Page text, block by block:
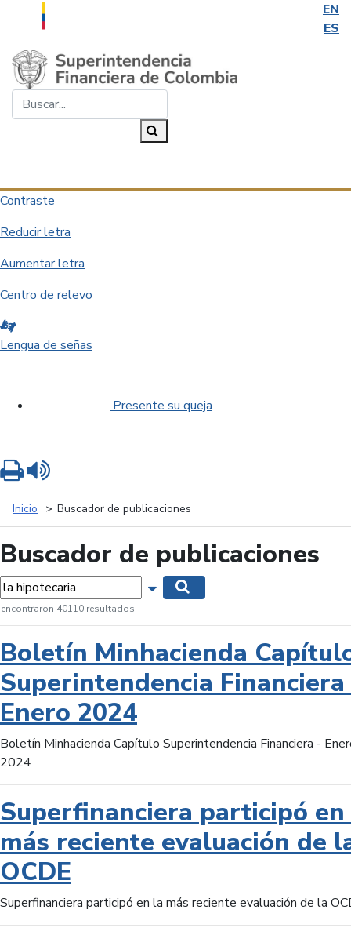
EN
ES
Saltar al contenido principal
Contraste
Reducir letra
Aumentar letra
Centro de relevo
Lengua de señas
Presente su queja
Inicio Buscador de publicaciones
Buscador de publicaciones
Mostrar opciones de búsqueda
encontraron 40110 resultados.
Boletín Minhacienda
Superintendencia
Enero 2024
Boletín Minhacienda Capítulo Superintendencia Financiera -
2024
Superfinanciera participó
más reciente evaluación de
OCDE
Superfinanciera participó en la más reciente evaluación de la
Imprimir